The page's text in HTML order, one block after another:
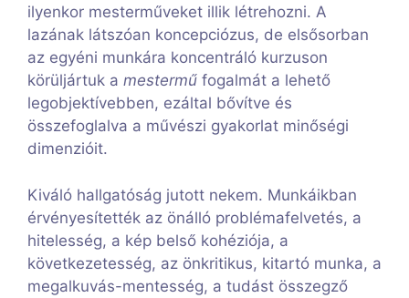
ilyenkor mesterműveket illik létrehozni. A
lazának látszóan koncepciózus, de elsősorban
az egyéni munkára koncentráló kurzuson
körüljártuk a mestermű fogalmát a lehető
legobjektívebben, ezáltal bővítve és
összefoglalva a művészi gyakorlat minőségi
dimenzióit.
Kiváló hallgatóság jutott nekem. Munkáikban
érvényesítették az önálló problémafelvetés, a
hitelesség, a kép belső kohéziója, a
következetesség, az önkritikus, kitartó munka, a
megalkuvás-mentesség, a tudást összegző